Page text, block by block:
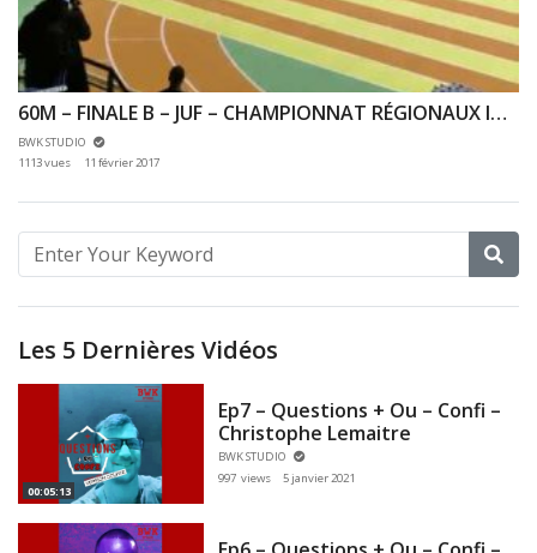
60M – FINALE B – JUF – CHAMPIONNAT RÉGIONAUX INDOOR 15/01/2017 – INSEP
BWK STUDIO
1113 vues
11 février 2017
Les 5 Dernières Vidéos
00:05:13
Ep7 – Questions + Ou – Confi –
Christophe Lemaitre
BWK STUDIO
997 views
5 janvier 2021